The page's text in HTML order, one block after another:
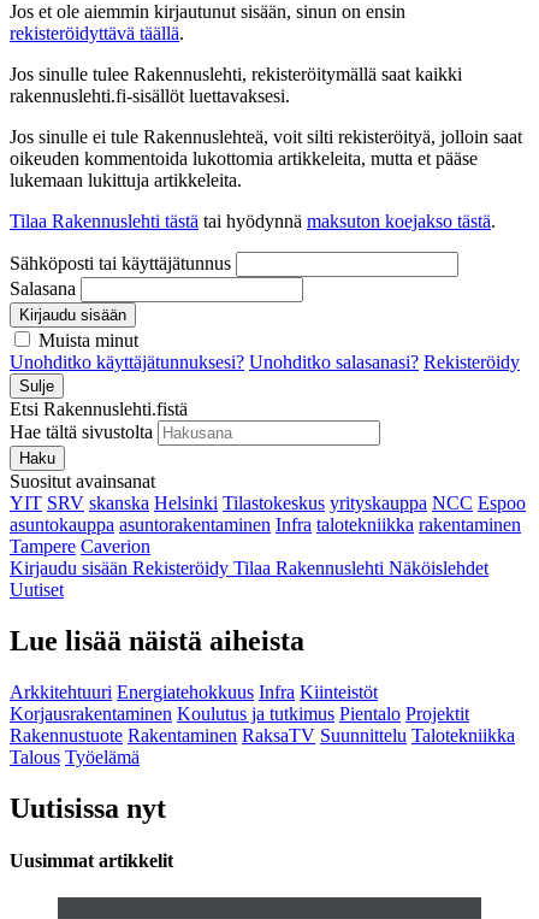
Jos et ole aiemmin kirjautunut sisään, sinun on ensin
rekisteröidyttävä täällä.
Jos sinulle tulee Rakennuslehti, rekisteröitymällä saat kaikki
rakennuslehti.fi-sisällöt luettavaksesi.
Jos sinulle ei tule Rakennuslehteä, voit silti rekisteröityä, jolloin saat
oikeuden kommentoida lukottomia artikkeleita, mutta et pääse
lukemaan lukittuja artikkeleita.
Tilaa Rakennuslehti tästä tai hyödynnä maksuton koejakso tästä.
Sähköposti tai käyttäjätunnus
Salasana
Kirjaudu sisään
Muista minut
Unohditko käyttäjätunnuksesi? Unohditko salasanasi? Rekisteröidy
Sulje
Etsi Rakennuslehti.fistä
Hae tältä sivustolta
Haku
Suositut avainsanat
YIT SRV skanska Helsinki Tilastokeskus yrityskauppa NCC Espoo
asuntokauppa asuntorakentaminen Infra talotekniikka rakentaminen
Tampere Caverion
Kirjaudu sisään Rekisteröidy Tilaa Rakennuslehti Näköislehdet
Uutiset
Lue lisää näistä aiheista
Arkkitehtuuri Energiatehokkuus Infra Kiinteistöt
Korjausrakentaminen Koulutus ja tutkimus Pientalo Projektit
Rakennustuote Rakentaminen RaksaTV Suunnittelu Talotekniikka
Talous Työelämä
Uutisissa nyt
Uusimmat artikkelit